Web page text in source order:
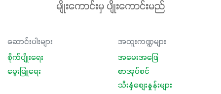
မျိုးကောင်းမှ ပျိုးကောင်းမည်
ဆောင်းပါးများ
စိုက်ပျိုးရေး
မွေးမြူရေး
အထူးကဏ္ဍများ
အမေးအဖြေ
စာအုပ်စင်
သီးနှံစျေးနှုန်းများ